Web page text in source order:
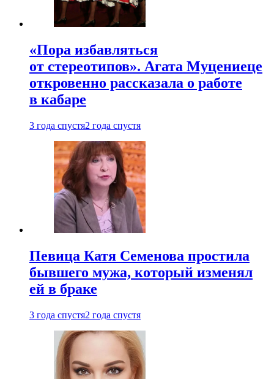
«Пора избавляться
от стереотипов». Агата Муцениеце
откровенно рассказала о работе
в кабаре
3 года спустя2 года спустя
Певица Катя Семенова простила
бывшего мужа, который изменял
ей в браке
3 года спустя2 года спустя